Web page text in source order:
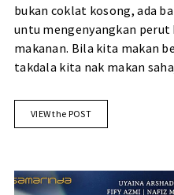
bukan coklat kosong, ada
untu mengenyangkan
makanan. Bila kita makan
takdala kita nak makan
VIEW the POST